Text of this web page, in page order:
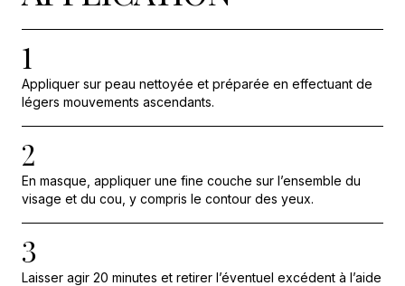
1
Appliquer sur peau nettoyée et préparée en effectuant de
légers mouvements ascendants.
2
En masque, appliquer une fine couche sur l’ensemble du
visage et du cou, y compris le contour des yeux.
3
Laisser agir 20 minutes et retirer l’éventuel excédent à l’aide